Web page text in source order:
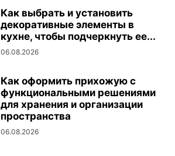
Как выбрать и установить
декоративные элементы в
кухне, чтобы подчеркнуть ее...
06.08.2026
Как оформить прихожую с
функциональными решениями
для хранения и организации
пространства
06.08.2026